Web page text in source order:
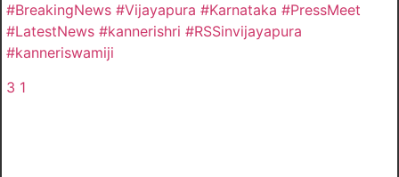
#BreakingNews #Vijayapura #Karnataka #PressMeet
#LatestNews #kannerishri #RSSinvijayapura
#kanneriswamiji
3 1